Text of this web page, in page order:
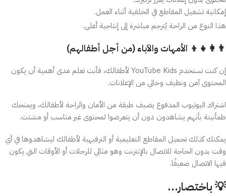
إمكانية تشغيل المقاطع في الخلفية أثناء العمل.
هذا النوع من الراحة يُترجم مباشرة إلى إنتاجية أعلى.
👨‍👩‍👧‍👦 الأمهات والآباء (من أجل أطفالهم)
إن كنت تستخدم YouTube Kids لأطفالك، فأنت تعلم مدى أهمية أن يكون
المحتوى آمن ونظيف وخالي من الإعلانات.
اشتراك اليوتيوب المدفوع يضيف طبقة من الأمان والراحة لأطفالك، ويمنحك
طمأنينة بأنهم يشاهدون دون أن يتعرضوا لمحتوى غير مناسب أو مشتت.
يمكنك كذلك تحميل المقاطع التعليمية أو الترفيهية لأطفالك ليشاهدوها في أي
وقت بدون الحاجة للاتصال بالإنترنت وهو مثالي للرحلات أو الأوقات التي يكون
فيها الاتصال ضعيفًا.
💡 باختصار…